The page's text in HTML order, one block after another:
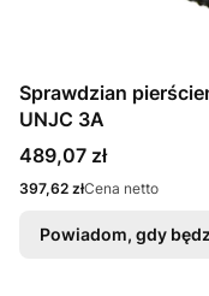
Sprawdzian
UNJC 3A
Cena
489,07 zł
Cena
397,62 złCena netto
Powiadom, gdy